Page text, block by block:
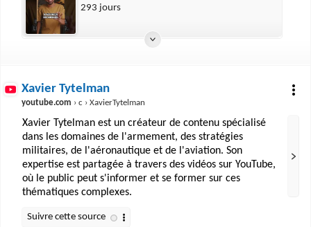
293 jours
Xavier Tytelman
youtube.com › c › XavierTytelman
Xavier Tytelman est un créateur de contenu spécialisé
dans les domaines de l'armement, des stratégies
militaires, de l'aéronautique et de l'aviation. Son
expertise est partagée à travers des vidéos sur YouTube,
où le public peut s'informer et se former sur ces
thématiques complexes.